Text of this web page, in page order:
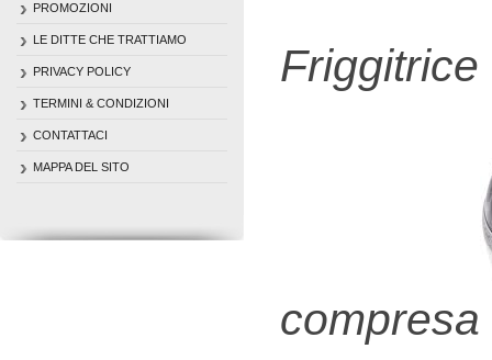
PROMOZIONI
LE DITTE CHE TRATTIAMO
PRIVACY POLICY
TERMINI & CONDIZIONI
CONTATTACI
MAPPA DEL SITO
Friggitrice
compresa